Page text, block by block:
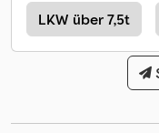
und
LKW über 7,5t